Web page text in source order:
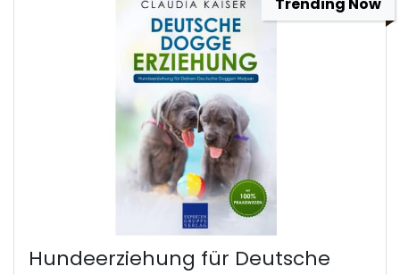
Trending Now
Hundeerziehung für Deutsche